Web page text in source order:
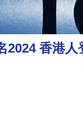
2024 香港人